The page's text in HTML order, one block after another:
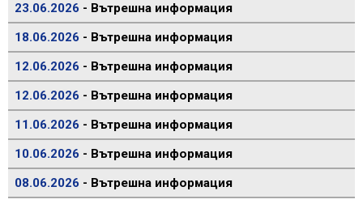
23.06.2026 - Вътрешна информация
18.06.2026 - Вътрешна информация
12.06.2026 - Вътрешна информация
12.06.2026 - Вътрешна информация
11.06.2026 - Вътрешна информация
10.06.2026 - Вътрешна информация
08.06.2026 - Вътрешна информация